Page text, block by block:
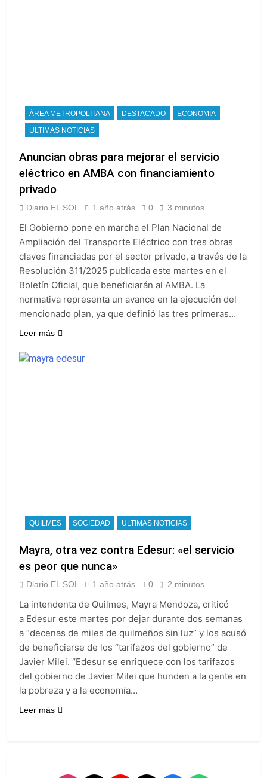
ÁREA METROPOLITANA DESTACADO
ECONOMÍA
ULTIMAS NOTICIAS
Anuncian obras para mejorar el servicio
eléctrico en AMBA con financiamiento
privado
Diario EL SOL 1 año atrás 0 3 minutos
El Gobierno pone en marcha el Plan Nacional de
Ampliación del Transporte Eléctrico con tres obras
claves financiadas por el sector privado, a través de la
Resolución 311/2025 publicada este martes en el
Boletín Oficial, que beneficiarán al AMBA. La
normativa representa un avance en la ejecución del
mencionado plan, ya que definió las tres primeras…
Leer más
QUILMES SOCIEDAD ULTIMAS NOTICIAS
Mayra, otra vez contra Edesur: «el servicio
es peor que nunca»
Diario EL SOL 1 año atrás 0 2 minutos
La intendenta de Quilmes, Mayra Mendoza, criticó
a Edesur este martes por dejar durante dos semanas
a “decenas de miles de quilmeños sin luz” y los acusó
de beneficiarse de los “tarifazos del gobierno” de
Javier Milei. “Edesur se enriquece con los tarifazos
del gobierno de Javier Milei que hunden a la gente en
la pobreza y a la economía…
Leer más